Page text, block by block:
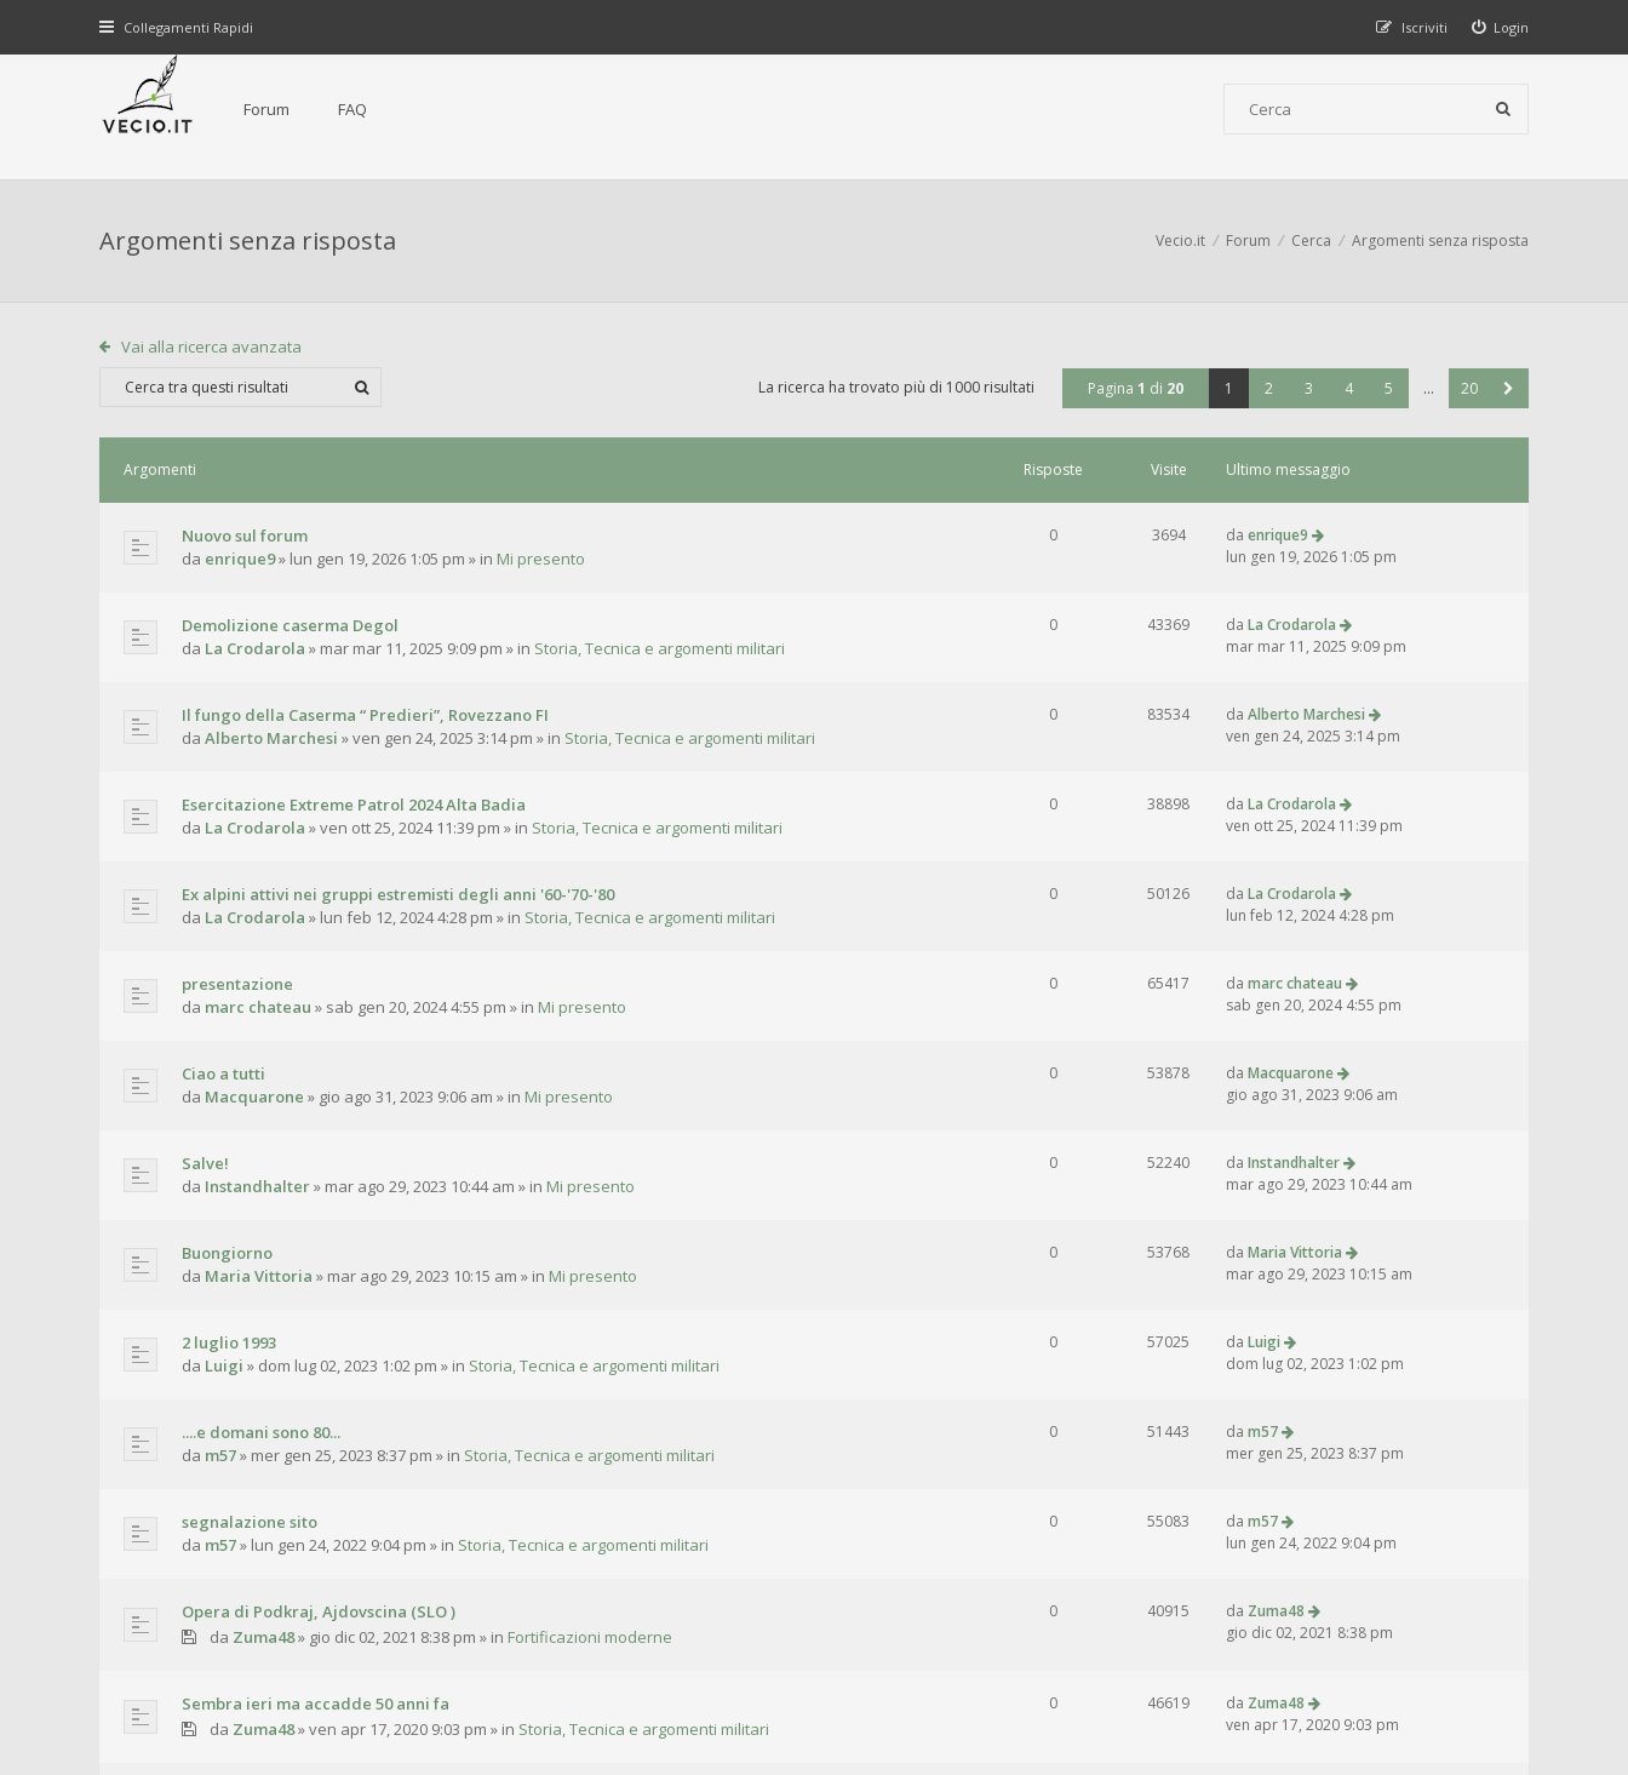
Collegamenti Rapidi Login
Iscriviti
Forum FAQ
Argomenti senza risposta Vecio.it Forum Cerca Argomenti senza risposta
Vai alla ricerca avanzata
La ricerca ha trovato più di 1000 risultati Pagina 1 di 20 1 2 3 4 5 … 20
Argomenti Risposte Visite Ultimo messaggio
Nuovo sul forum
da enrique9» lun gen 19, 2026 1:05 pm » in Mi presento
0 3694 da enrique9
lun gen 19, 2026 1:05 pm
Demolizione caserma Degol
da La Crodarola » mar mar 11, 2025 9:09 pm » in Storia, Tecnica e argomenti militari
0 43369 da La Crodarola
mar mar 11, 2025 9:09 pm
Il fungo della Caserma “ Predieri”, Rovezzano FI
da Alberto Marchesi »ven gen 24, 2025 3:14 pm » in Storia, Tecnica e argomenti militari
0 83534 da Alberto Marchesi
ven gen 24, 2025 3:14 pm
Esercitazione Extreme Patrol 2024 Alta Badia
da La Crodarola »ven ott 25, 2024 11:39 pm » in Storia, Tecnica e argomenti militari
0 38898 da La Crodarola
ven ott 25, 2024 11:39 pm
Ex alpini attivi nei gruppi estremisti degli anni '60-'70-'80
da La Crodarola » lun feb 12, 2024 4:28 pm » in Storia, Tecnica e argomenti militari
0 50126 da La Crodarola
lun feb 12, 2024 4:28 pm
presentazione
da marc chateau » sab gen 20, 2024 4:55 pm » in Mi presento
0 65417 da marc chateau
sab gen 20, 2024 4:55 pm
Ciao a tutti
da Macquarone » gio ago 31, 2023 9:06 am » in Mi presento
0 53878 da Macquarone
gio ago 31, 2023 9:06 am
Salve!
da Instandhalter» mar ago 29, 2023 10:44 am » in Mi presento
0 52240 da Instandhalter
mar ago 29, 2023 10:44 am
Buongiorno
da Maria Vittoria » mar ago 29, 2023 10:15 am » in Mi presento
0 53768 da Maria Vittoria
mar ago 29, 2023 10:15 am
2 luglio 1993
da Luigi » dom lug 02, 2023 1:02 pm » in Storia, Tecnica e argomenti militari
0 57025 da Luigi
dom lug 02, 2023 1:02 pm
....e domani sono 80...
da m57» mer gen 25, 2023 8:37 pm » in Storia, Tecnica e argomenti militari
0 51443 da m57
mer gen 25, 2023 8:37 pm
segnalazione sito
da m57» lun gen 24, 2022 9:04 pm » in Storia, Tecnica e argomenti militari
0 55083 da m57
lun gen 24, 2022 9:04 pm
Opera di Podkraj, Ajdovscina (SLO )
da Zuma48» gio dic 02, 2021 8:38 pm » in Fortificazioni moderne
0 40915 da Zuma48
gio dic 02, 2021 8:38 pm
Sembra ieri ma accadde 50 anni fa
da Zuma48»ven apr 17, 2020 9:03 pm » in Storia, Tecnica e argomenti militari
0 46619 da Zuma48
ven apr 17, 2020 9:03 pm